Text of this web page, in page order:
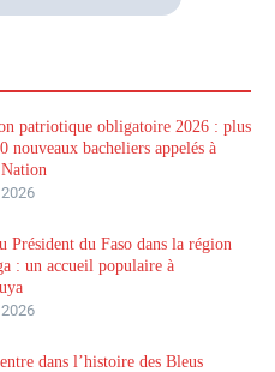
patriotique obligatoire 2026 : plus
nouveaux bacheliers appelés à
Président du Faso dans la région
: un accueil populaire à
dans l’histoire des Bleus